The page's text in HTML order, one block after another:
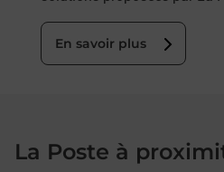
En savoir plus
La Poste à